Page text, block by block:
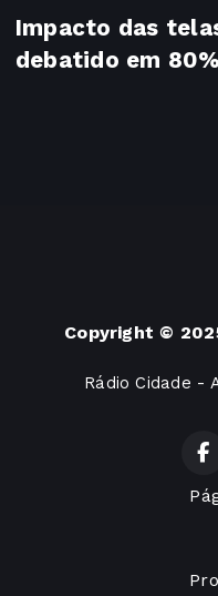
Impacto das
debatido em
Copyright ©
Rádio Cidade -